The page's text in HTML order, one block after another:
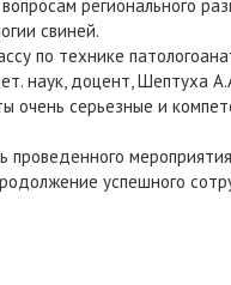
регионального
свиней.
по технике
наук, доцент, Шептуха
очень серьезные и
успешного